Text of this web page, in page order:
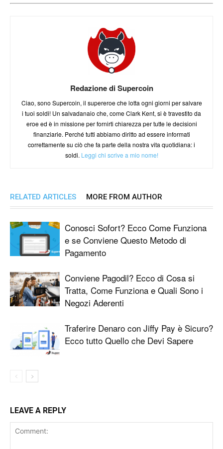
Redazione di Supercoin
Ciao, sono Supercoin, il supereroe che lotta ogni giorni per salvare
i tuoi soldi! Un salvadanaio che, come Clark Kent, si è travestito da
eroe ed è in missione per fornirti chiarezza per tutte le decisioni
finanziarie. Perché tutti abbiamo diritto ad essere informati
correttamente su ciò che fa parte della nostra vita quotidiana: i
soldi. Leggi chi scrive a mio nome!
RELATED ARTICLES MORE FROM AUTHOR
Conosci Sofort? Ecco Come Funziona
e se Conviene Questo Metodo di
Pagamento
Conviene Pagodil? Ecco di Cosa si
Tratta, Come Funziona e Quali Sono i
Negozi Aderenti
Traferire Denaro con Jiffy Pay è Sicuro?
Ecco tutto Quello che Devi Sapere
LEAVE A REPLY